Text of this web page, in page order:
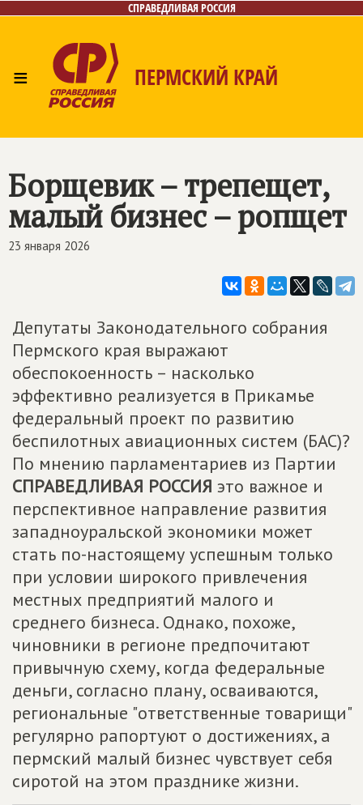
СПРАВЕДЛИВАЯ РОССИЯ
≡ ПЕРМСКИЙ КРАЙ
Борщевик – трепещет,
малый бизнес – ропщет
23 января 2026
Депутаты Законодательного собрания
Пермского края выражают
обеспокоенность – насколько
эффективно реализуется в Прикамье
федеральный проект по развитию
беспилотных авиационных систем (БАС)?
По мнению парламентариев из Партии
СПРАВЕДЛИВАЯ РОССИЯ это важное и
перспективное направление развития
западноуральской экономики может
стать по-настоящему успешным только
при условии широкого привлечения
местных предприятий малого и
среднего бизнеса. Однако, похоже,
чиновники в регионе предпочитают
привычную схему, когда федеральные
деньги, согласно плану, осваиваются,
региональные "ответственные товарищи"
регулярно рапортуют о достижениях, а
пермский малый бизнес чувствует себя
сиротой на этом празднике жизни.